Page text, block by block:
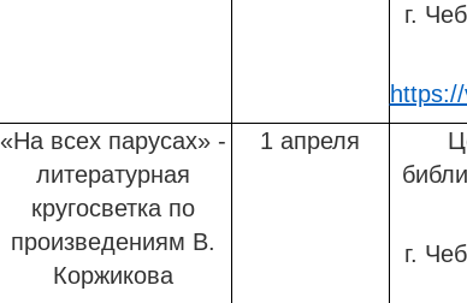
г.
«На всех парусах» -
литературная
кругосветка по
произведениям В.
Коржикова
1 апреля
г.